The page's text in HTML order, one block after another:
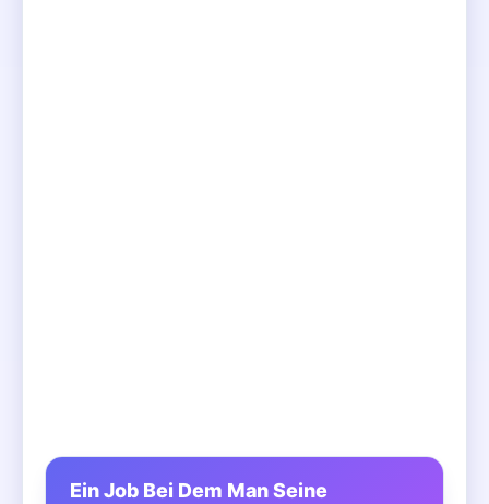
Ein Job Bei Dem Man Seine